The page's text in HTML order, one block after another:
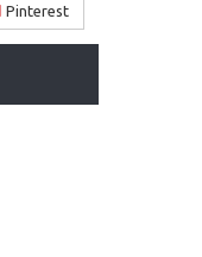
Pinterest